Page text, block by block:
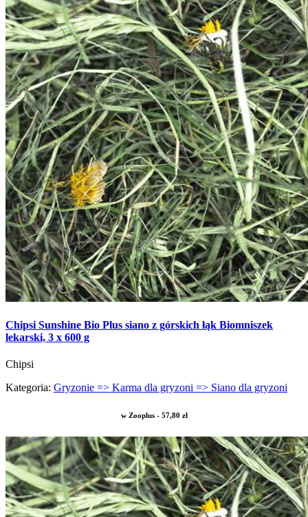
Chipsi Sunshine Bio Plus siano z górskich łąk Biomniszek
lekarski, 3 x 600 g
Chipsi
Kategoria: Gryzonie => Karma dla gryzoni => Siano dla gryzoni
w Zooplus - 57,80 zł